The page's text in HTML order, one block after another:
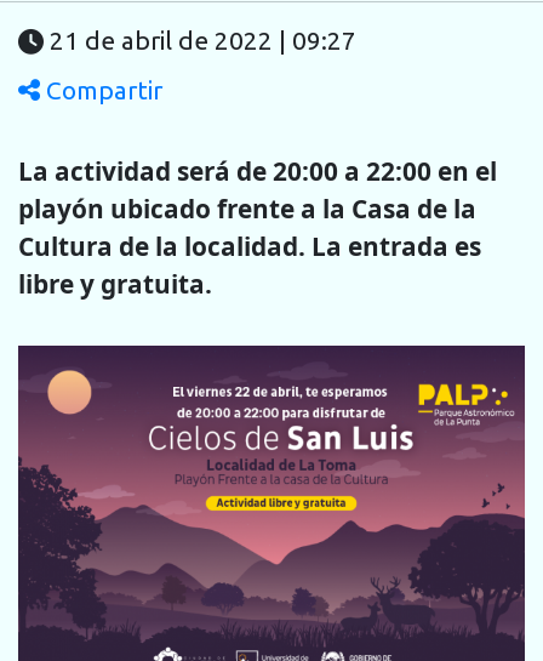
21 de abril de 2022 | 09:27
Compartir
La actividad será de 20:00 a 22:00 en el
playón ubicado frente a la Casa de la
Cultura de la localidad. La entrada es
libre y gratuita.